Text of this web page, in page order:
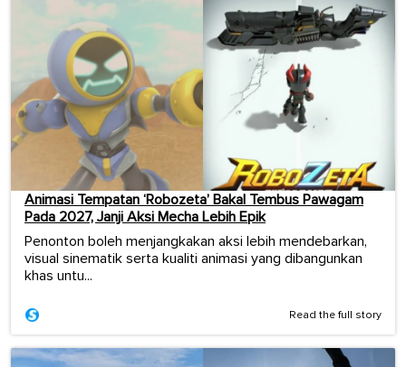
Animasi Tempatan ‘Robozeta’ Bakal Tembus Pawagam
Pada 2027, Janji Aksi Mecha Lebih Epik
Penonton boleh menjangkakan aksi lebih mendebarkan,
visual sinematik serta kualiti animasi yang dibangunkan
khas untu...
Read the full story